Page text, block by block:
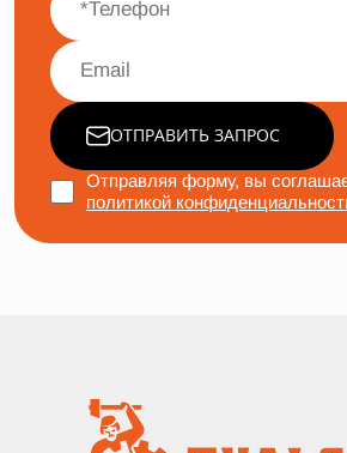
ОТПРАВИТЬ ЗАПРОС
Отправляя форму, вы
политикой